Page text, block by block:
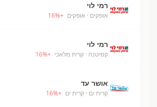
רמי לוי
אופקים · אופקים +
16%
רמי לוי
קסיטנה · קרית מלאכי +
16%
אושר עד
קרית ים · קרית ים +
16%